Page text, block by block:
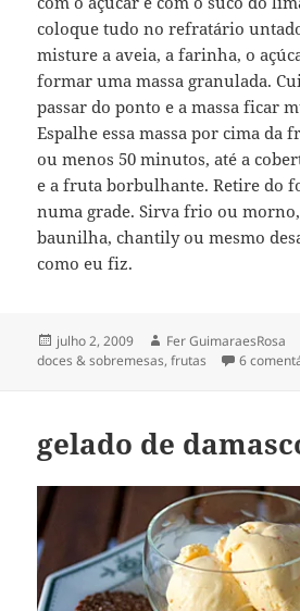
coloque tudo no refratário
misture a aveia, a farinha, o
formar uma massa granulada.
passar do ponto e a massa ficar
Espalhe essa massa por cima da
ou menos 50 minutos, até a
e a fruta borbulhante. Retire do
numa grade. Sirva frio ou
baunilha, chantily ou mesmo
como eu fiz.
Publicado
em
julho 2, 2009 Autor
Fer GuimaraesRosa
doces & sobremesas,frutas 6
gelado de